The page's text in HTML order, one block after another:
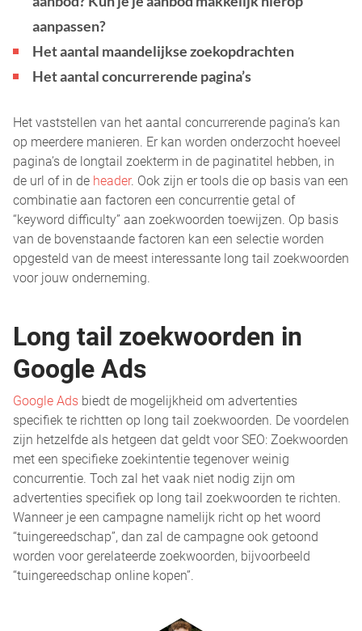
aanpassen?
Het aantal maandelijkse zoekopdrachten
Het aantal concurrerende pagina’s
Het vaststellen van het aantal concurrerende pagina’s kan
op meerdere manieren. Er kan worden onderzocht hoeveel
pagina’s de longtail zoekterm in de paginatitel hebben, in
de url of in de header. Ook zijn er tools die op basis van een
combinatie aan factoren een concurrentie getal of
“keyword difficulty” aan zoekwoorden toewijzen. Op basis
van de bovenstaande factoren kan een selectie worden
opgesteld van de meest interessante long tail zoekwoorden
voor jouw onderneming.
Long tail zoekwoorden in
Google Ads
Google Ads biedt de mogelijkheid om advertenties
specifiek te richtten op long tail zoekwoorden. De voordelen
zijn hetzelfde als hetgeen dat geldt voor SEO: Zoekwoorden
met een specifieke zoekintentie tegenover weinig
concurrentie. Toch zal het vaak niet nodig zijn om
advertenties specifiek op long tail zoekwoorden te richten.
Wanneer je een campagne namelijk richt op het woord
“tuingereedschap”, dan zal de campagne ook getoond
worden voor gerelateerde zoekwoorden, bijvoorbeeld
“tuingereedschap online kopen”.